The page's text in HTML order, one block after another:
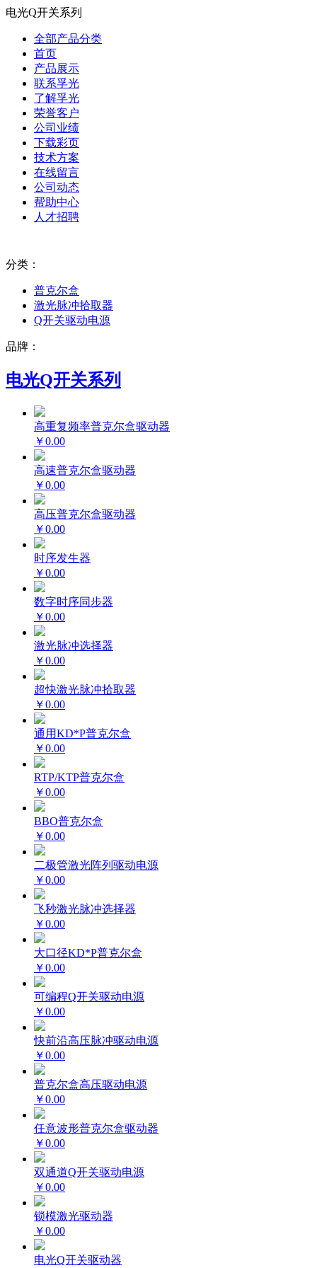
电光Q开关系列
全部产品分类
首页
产品展示
联系孚光
了解孚光
荣誉客户
公司业绩
下载彩页
技术方案
在线留言
公司动态
帮助中心
人才招聘
分类：
普克尔盒
激光脉冲拾取器
Q开关驱动电源
品牌：
电光Q开关系列
高重复频率普克尔盒驱动器
￥0.00
高速普克尔盒驱动器
￥0.00
高压普克尔盒驱动器
￥0.00
时序发生器
￥0.00
数字时序同步器
￥0.00
激光脉冲选择器
￥0.00
超快激光脉冲拾取器
￥0.00
通用KD*P普克尔盒
￥0.00
RTP/KTP普克尔盒
￥0.00
BBO普克尔盒
￥0.00
二极管激光阵列驱动电源
￥0.00
飞秒激光脉冲选择器
￥0.00
大口径KD*P普克尔盒
￥0.00
可编程Q开关驱动电源
￥0.00
快前沿高压脉冲驱动电源
￥0.00
普克尔盒高压驱动电源
￥0.00
任意波形普克尔盒驱动器
￥0.00
双通道Q开关驱动电源
￥0.00
锁模激光驱动器
￥0.00
电光Q开关驱动器